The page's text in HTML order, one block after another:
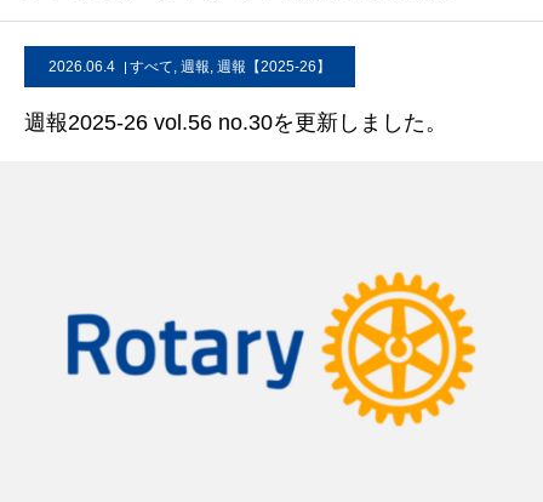
2026.06.4 すべて, 週報, 週報【2025-26】
週報2025-26 vol.56 no.30を更新しました。
活動報告
お問い合わせ